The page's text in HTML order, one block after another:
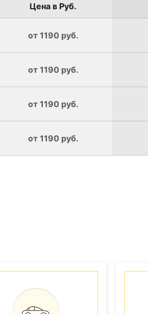
Цена в Руб.
от 1190 руб.
от 1190 руб.
от 1190 руб.
от 1190 руб.